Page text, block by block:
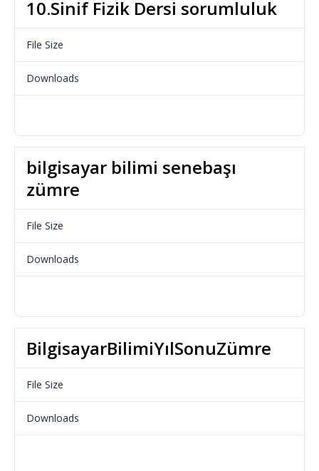
10.Sinif Fizik Dersi sorumluluk
File Size
Downloads
bilgisayar bilimi senebaşı
zümre
File Size
Downloads
BilgisayarBilimiYılSonuZümre
File Size
Downloads